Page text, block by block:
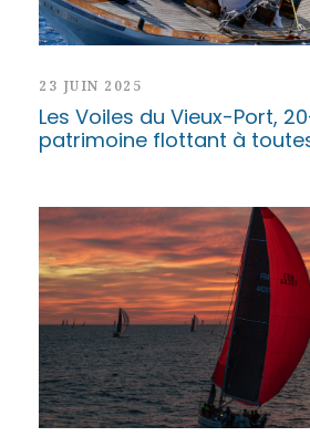
23 JUIN 2025
Les Voiles du Vieux-Port,
patrimoine flottant à